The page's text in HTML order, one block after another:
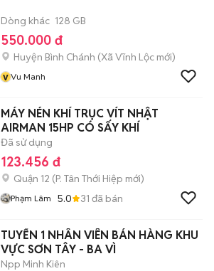
Dòng khác 128 GB
550.000 đ
Huyện Bình Chánh (Xã Vĩnh Lộc mới)
v Vu Manh
MÁY NÉN KHÍ TRỤC VÍT NHẬT
AIRMAN 15HP CÓ SẤY KHÍ
Đã sử dụng
123.456 đ
Quận 12 (P. Tân Thới Hiệp mới)
Phạm Lâm 5.0 31 đã bán
TUYỂN 1 NHÂN VIÊN BÁN HÀNG KHU
VỰC SƠN TÂY - BA VÌ
Npp Minh Kiên